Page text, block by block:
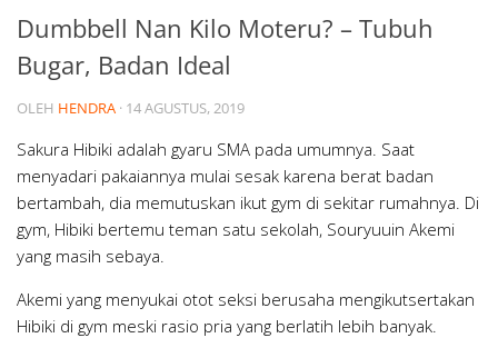
Dumbbell Nan Kilo Moteru? – Tubuh
Bugar, Badan Ideal
OLEH HENDRA · 14 AGUSTUS, 2019
Sakura Hibiki adalah gyaru SMA pada umumnya. Saat
menyadari pakaiannya mulai sesak karena berat badan
bertambah, dia memutuskan ikut gym di sekitar rumahnya. Di
gym, Hibiki bertemu teman satu sekolah, Souryuuin Akemi
yang masih sebaya.
Akemi yang menyukai otot seksi berusaha mengikutsertakan
Hibiki di gym meski rasio pria yang berlatih lebih banyak.